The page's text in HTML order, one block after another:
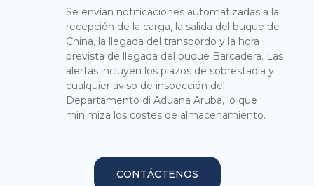
Se envían notificaciones automatizadas a la
recepción de la carga, la salida del buque de
China, la llegada del transbordo y la hora
prevista de llegada del buque Barcadera. Las
alertas incluyen los plazos de sobrestadía y
cualquier aviso de inspección del
Departamento di Aduana Aruba, lo que
minimiza los costes de almacenamiento.
CONTÁCTENOS